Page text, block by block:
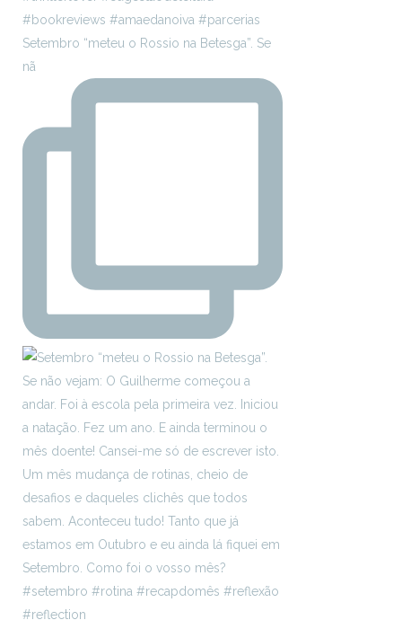
Setembro “meteu o Rossio na Betesga”. Se
nã